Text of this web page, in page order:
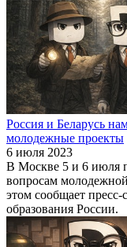
Россия и Беларусь
молодежные проекты
6 июля 2023
В Москве 5 и 6 июля
вопросам
этом сообщает
образования России.